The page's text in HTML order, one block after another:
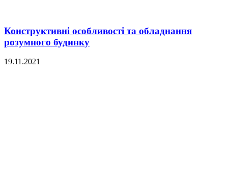
Конструктивні особливості та обладнання
розумного будинку
19.11.2021